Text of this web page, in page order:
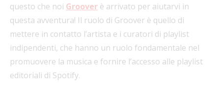
questo che noi Groover è arrivato per aiutarvi in
questa avventura! Il ruolo di Groover è quello di
mettere in contatto l’artista e i curatori di playlist
indipendenti, che hanno un ruolo fondamentale nel
promuovere la musica e fornire l’accesso alle playlist
editoriali di Spotify.